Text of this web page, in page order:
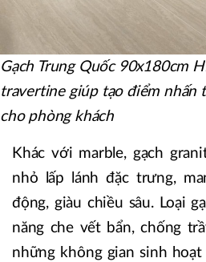
Gạch Trung Quốc 90x180cm
travertine giúp tạo điểm nhấn
cho phòng khách
Khác với marble, gạch
nhỏ lấp lánh đặc trưng,
động, giàu chiều sâu. Loại
năng che vết bẩn, chống
những không gian sinh